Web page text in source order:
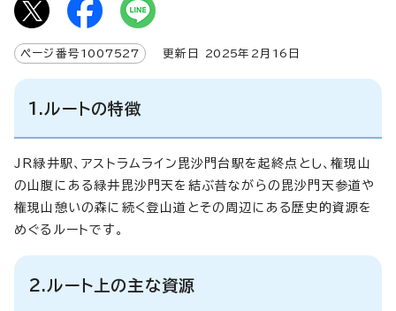
ページ番号 1007527 更新日 2025年2月 16 日
1.ルートの特徴
JR緑井駅、アストラムライン毘沙門台駅を起終点とし、権現山
の山腹にある緑井毘沙門天を結ぶ昔ながらの毘沙門天参道や
権現山憩いの森に続く登山道とその周辺にある歴史的資源を
めぐるルートです。
2.ルート上の主な資源